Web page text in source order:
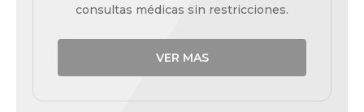
consultas médicas sin restricciones.
VER MAS